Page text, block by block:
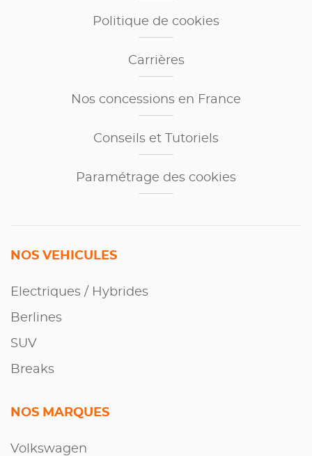
Politique de cookies
Carrières
Nos concessions en France
Conseils et Tutoriels
Paramétrage des cookies
NOS VEHICULES
Electriques / Hybrides
Berlines
SUV
Breaks
NOS MARQUES
Volkswagen